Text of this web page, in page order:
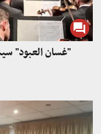
"غسان العبود"